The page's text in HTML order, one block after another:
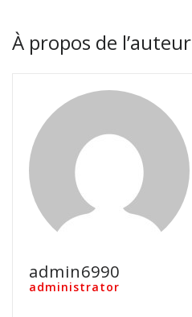
À propos de l’auteur
admin6990
administrator